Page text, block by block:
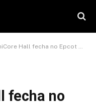
no Epcot para os preparativos do Food and Wine Festival; confira!
fecha no